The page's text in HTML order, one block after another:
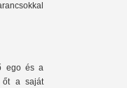
ego és a
őt a saját